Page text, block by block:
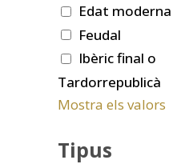
Edat moderna
Feudal
Ibèric final o
Tardorrepublicà
Mostra els valors
Tipus